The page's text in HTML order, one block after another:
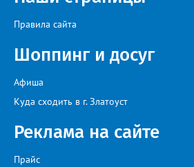
Правила сайта
Шоппинг и досуг
Афиша
Куда сходить в г. Златоуст
Реклама на сайте
Прайс